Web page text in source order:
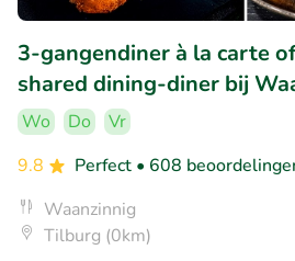
3-gangendiner à la carte
shared dining-diner bij
Wo Do
Vr
9.8
Perfect • 608
Waanzinnig
Tilburg (0km)